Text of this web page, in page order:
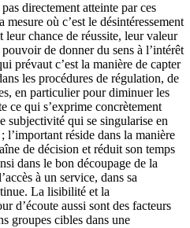
directement atteinte par ces
où c’est le désintéressement
chance de réussite, leur valeur
de donner du sens à l’intérêt
prévaut c’est la manière de capter
les procédures de régulation, de
en particulier pour diminuer les
ce qui s’exprime concrètement
subjectivité qui se singularise en
l’important réside dans la manière
de décision et réduit son temps
dans le bon découpage de la
à un service, dans sa
La lisibilité et la
d’écoute aussi sont des facteurs
groupes cibles dans une